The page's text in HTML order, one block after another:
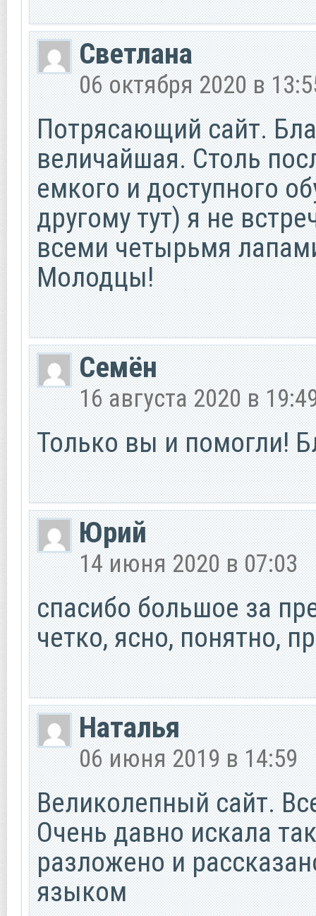
Светлана
06 октября 2020 в
Потрясающий сайт.
величайшая. Столь
емкого и доступного
другому тут) я не
всеми четырьмя
Молодцы!
Семён
16 августа 2020 в
Только вы и помогли!
Юрий
14 июня 2020 в 07:03
спасибо большое за
четко, ясно, понятно,
Наталья
06 июня 2019 в 14:59
Великолепный сайт.
Очень давно искала
разложено и
языком